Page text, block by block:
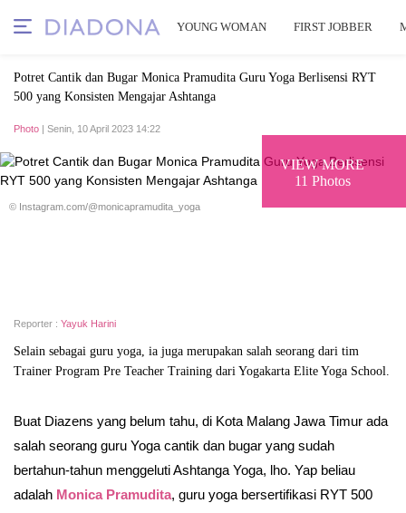
YOUNG WOMAN FIRST JOBBER
Potret Cantik dan Bugar Monica Pramudita Guru Yoga Berlisensi RYT
500 yang Konsisten Mengajar Ashtanga
Photo | Senin, 10 April 2023 14:22
VIEW MORE
11 Photos
© Instagram.com/@monicapramudita_yoga
Reporter : Yayuk Harini
Selain sebagai guru yoga, ia juga merupakan salah seorang dari tim
Trainer Program Pre Teacher Training dari Yogakarta Elite Yoga School.
Buat Diazens yang belum tahu, di Kota Malang Jawa Timur ada
salah seorang guru Yoga cantik dan bugar yang sudah
bertahun-tahun menggeluti Ashtanga Yoga, lho. Yap beliau
adalah Monica Pramudita, guru yoga bersertifikasi RYT 500